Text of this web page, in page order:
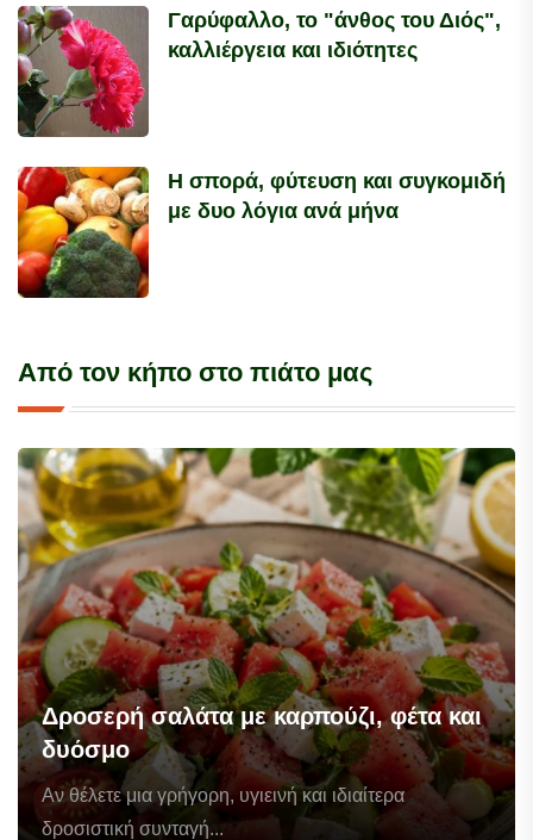
Γαρύφαλλο, το "άνθος του Διός",
καλλιέργεια και ιδιότητες
Η σπορά, φύτευση και συγκομιδή
με δυο λόγια ανά μήνα
Από τον κήπο στο πιάτο μας
Δροσερή σαλάτα με καρπούζι, φέτα και
δυόσμο
Αν θέλετε μια γρήγορη, υγιεινή και ιδιαίτερα
δροσιστική συνταγή...